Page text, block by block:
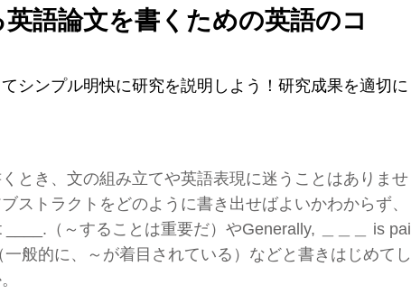
英語論文を書くための英語のコ
シンプル明快に研究を説明しよう！研究成果を適切に
とき、文の組み立てや英語表現に迷うことはありませ
ストラクトをどのように書き出せばよいかわからず、
____.（～することは重要だ）やGenerally, ＿＿＿ is pai
般的に、～が着目されている）などと書きはじめてし